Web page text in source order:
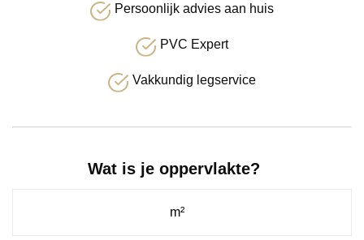
Persoonlijk advies aan huis
PVC Expert
Vakkundig legservice
Wat is je oppervlakte?